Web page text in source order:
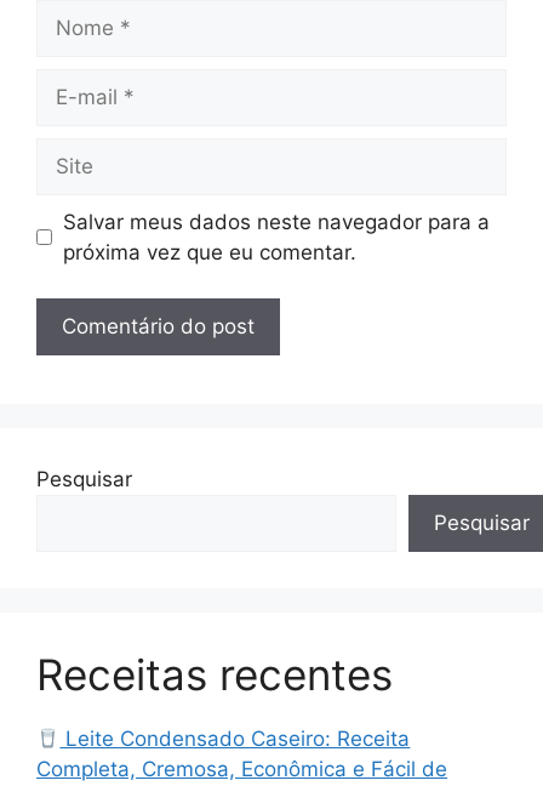
mail
Salvar meus dados neste navegador para a
próxima vez que eu comentar.
Pesquisar
Pesquisar
Receitas recentes
Leite Condensado Caseiro: Receita
Completa, Cremosa, Econômica e Fácil de